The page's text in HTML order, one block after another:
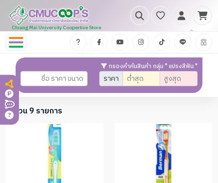
Chiang Mai University Coopertive Store
กรองคำค้นสินค้า กลุ่ม " แปรงสีฟัน "
ราคา
จำนวน 9 รายการ